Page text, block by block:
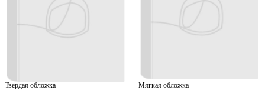
Твердая обложка Мягкая обложка